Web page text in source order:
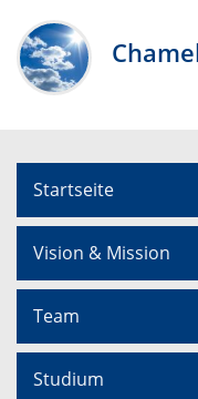
Startseite
Vision & Mission
Team
Studium